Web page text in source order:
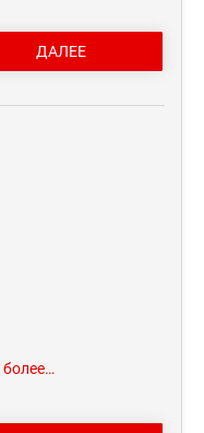
более…